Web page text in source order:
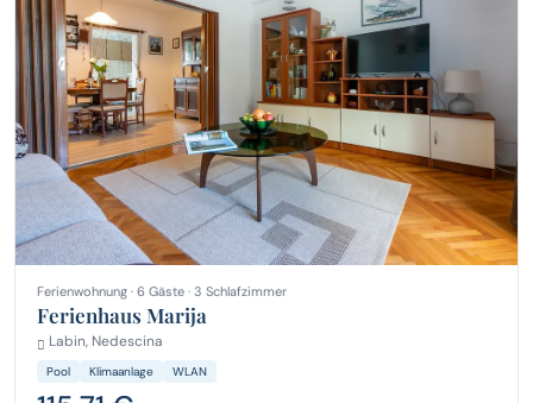
Ferienwohnung · 6 Gäste · 3 Schlafzimmer
Ferienhaus Marija
Labin, Nedescina
Pool Klimaanlage WLAN